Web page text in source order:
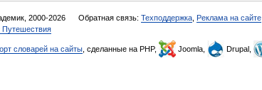
2000-2026 Обратная связь: Техподдержка Реклама на сайте
Путешествия
словарей на сайты , сделанные на PHP, Joomla, Drupal,